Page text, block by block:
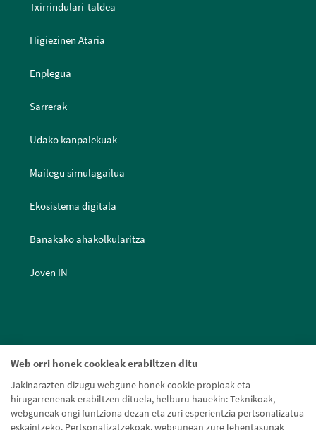
Web orri honek cookieak erabiltzen ditu
Jakinarazten dizugu webgune honek cookie propioak eta
hirugarrenenak erabiltzen dituela, helburu hauekin: Teknikoak,
webguneak ongi funtziona dezan eta zuri esperientzia pertsonalizatua
eskaintzeko. Pertsonalizatzekoak, webgunean zure lehentasunak
Txirrindulari-taldea
Higiezinen Ataria
Enplegua
Sarrerak
Udako kanpalekuak
Mailegu simulagailua
Ekosistema digitala
Banakako ahakolkularitza
Joven IN